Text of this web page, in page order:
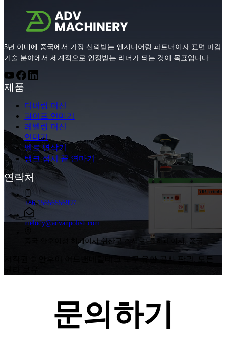
5년 이내에 중국에서 가장 신뢰받는 엔지니어링 파트너이자 표면 마감
기술 분야에서 세계적으로 인정받는 리더가 되는 것이 목표입니다.
제품
디버링 머신
파이프 연마기
레벨링 머신
연마기
벨트 연삭기
탱크 접시 끝 연마기
연락처
+86 15656556997
melody@advanpolish.com
중국 안후이성 허페이시 쉬산구 즈시로드, 허페이시, 중국
저작권 © 안후이 어드밴메탈테크 도구 유한 공사 판권. 모든
문의하기